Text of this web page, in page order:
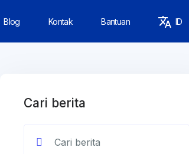
Blog Kontak Bantuan ID
Cari berita